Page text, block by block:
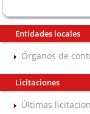
Entidades locales
Órganos de
Licitaciones
Últimas